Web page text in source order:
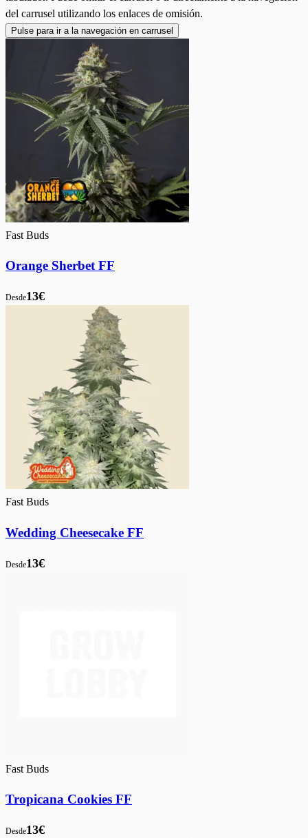
del carrusel utilizando los enlaces de omisión.
Pulse para ir a la navegación en carrusel
Fast Buds
Orange Sherbet FF
Desde13€
Fast Buds
Wedding Cheesecake FF
Desde13€
Fast Buds
Tropicana Cookies FF
Desde13€